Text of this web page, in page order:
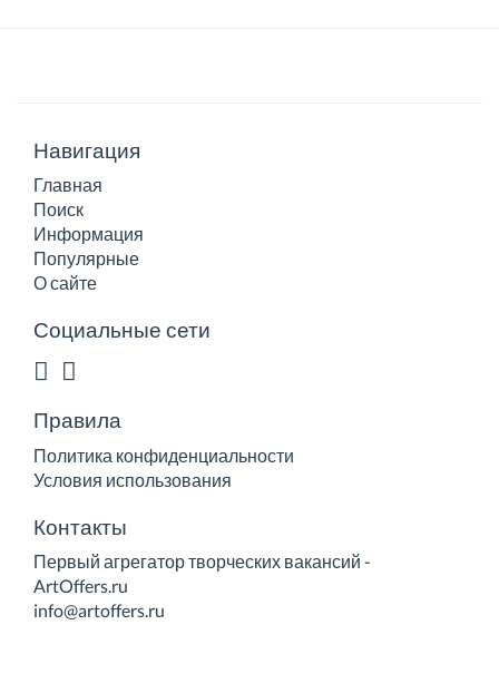
Навигация
Главная
Поиск
Информация
Популярные
О сайте
Социальные сети
Правила
Политика конфиденциальности
Условия использования
Контакты
Первый агрегатор творческих вакансий -
ArtOffers.ru
info@artoffers.ru